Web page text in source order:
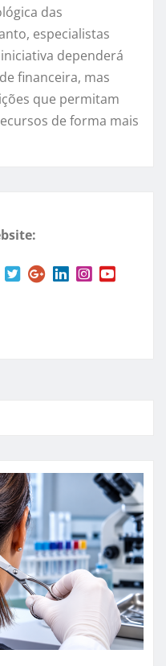
das
especialistas
dependerá
financeira, mas
que permitam
de forma mais